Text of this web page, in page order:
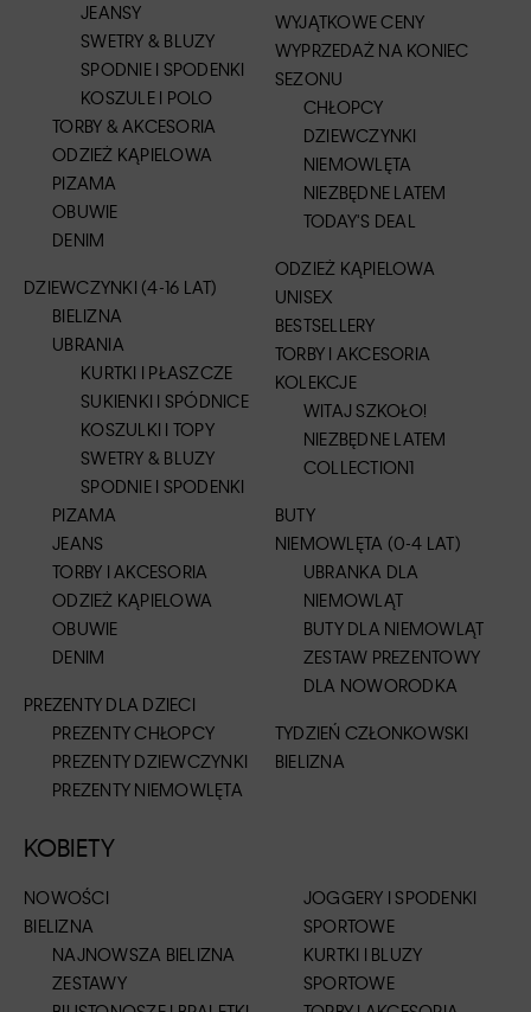
JEANSY
SWETRY & BLUZY
SPODNIE I SPODENKI
KOSZULE I POLO
TORBY & AKCESORIA
ODZIEŻ KĄPIELOWA
PIZAMA
OBUWIE
DENIM
DZIEWCZYNKI (4-16 LAT)
BIELIZNA
UBRANIA
KURTKI I PŁASZCZE
SUKIENKI I SPÓDNICE
KOSZULKI I TOPY
SWETRY & BLUZY
SPODNIE I SPODENKI
PIZAMA
JEANS
TORBY I AKCESORIA
ODZIEŻ KĄPIELOWA
OBUWIE
DENIM
PREZENTY DLA DZIECI
PREZENTY CHŁOPCY
PREZENTY DZIEWCZYNKI
PREZENTY NIEMOWLĘTA
WYJĄTKOWE CENY
WYPRZEDAŻ NA KONIEC
SEZONU
CHŁOPCY
DZIEWCZYNKI
NIEMOWLĘTA
NIEZBĘDNE LATEM
TODAY'S DEAL
ODZIEŻ KĄPIELOWA
UNISEX
BESTSELLERY
TORBY I AKCESORIA
KOLEKCJE
WITAJ SZKOŁO!
NIEZBĘDNE LATEM
COLLECTION1
BUTY
NIEMOWLĘTA (0-4 LAT)
UBRANKA DLA
NIEMOWLĄT
BUTY DLA NIEMOWLĄT
ZESTAW PREZENTOWY
DLA NOWORODKA
TYDZIEŃ CZŁONKOWSKI
BIELIZNA
KOBIETY
NOWOŚCI
BIELIZNA
NAJNOWSZA BIELIZNA
ZESTAWY
JOGGERY I SPODENKI
SPORTOWE
KURTKI I BLUZY
SPORTOWE